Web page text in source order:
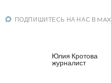
ПОДПИШИТЕСЬ НА НАС В MAX
Юлия Кротова
журналист